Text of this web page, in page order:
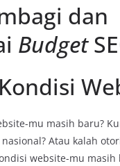
dan
Budget
mu masih baru?
Atau kalah
website-mu masih